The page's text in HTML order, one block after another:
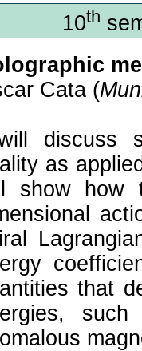
10th
Cata (
discuss
as
show how
that